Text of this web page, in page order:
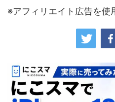
※アフィリエイト広告を使